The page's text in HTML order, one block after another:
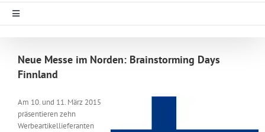
WA Media
Kontakt
Toggle
Messen & Events
Neue Messe im Norden: Brainstorming Days
Finnland
Am 10. und 11. März 2015
präsentieren zehn
Werbeartikellieferanten